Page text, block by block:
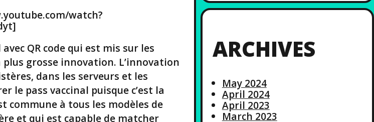
watch?
QR code qui est mis sur les
plus grosse innovation. L’innovation
dans les serveurs et les
le pass vaccinal puisque c’est la
commune à tous les modèles de
et qui est capable de matcher
ARCHIVES
May 2024
April 2024
April 2023
March 2023